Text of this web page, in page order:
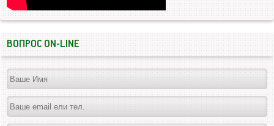
ВОПРОС ON-LINE